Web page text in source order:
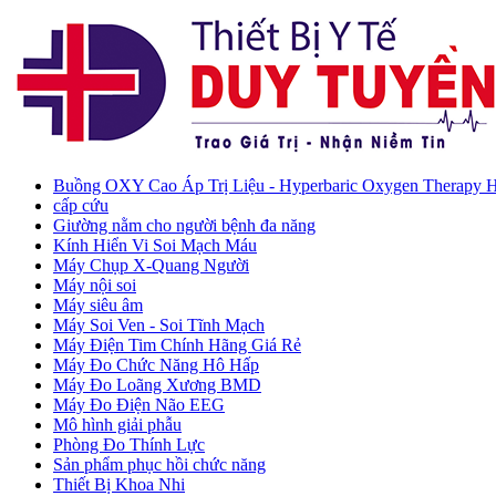
Buồng OXY Cao Áp Trị Liệu - Hyperbaric Oxygen Therapy
cấp cứu
Giường nằm cho người bệnh đa năng
Kính Hiển Vi Soi Mạch Máu
Máy Chụp X-Quang Người
Máy nội soi
Máy siêu âm
Máy Soi Ven - Soi Tĩnh Mạch
Máy Điện Tim Chính Hãng Giá Rẻ
Máy Đo Chức Năng Hô Hấp
Máy Đo Loãng Xương BMD
Máy Đo Điện Não EEG
Mô hình giải phẫu
Phòng Đo Thính Lực
Sản phẩm phục hồi chức năng
Thiết Bị Khoa Nhi